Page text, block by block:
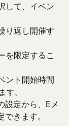
して、イベン
り返し開催す
を限定するこ
ント開始時間
。
設定から、Eメ
きます。